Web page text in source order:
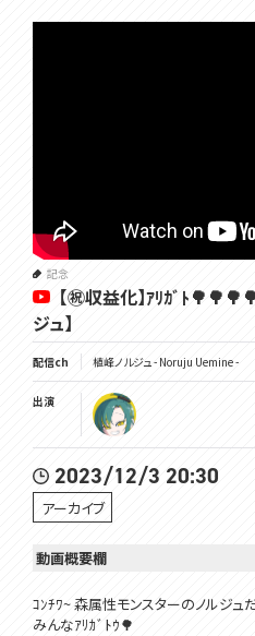
記念
【㊗収益化】ｱﾘｶﾞﾄ
ジュ】
配信ch 植峰ノルジュ - Noruju Uemine -
出演
2023/12/3 20:30
アーカイブ
動画概要欄
ｺﾝﾁﾜ~ 森属性モンスターのノルジュ
みんなｱﾘｶﾞﾄｳ🌳